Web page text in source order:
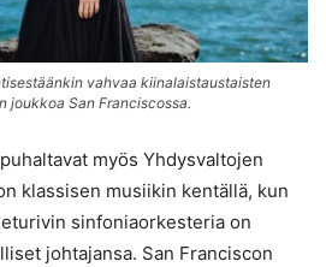
vahvaa kiinalaistaustaisten
joukkoa San Franciscossa.
myös Yhdysvaltojen
klassisen musiikin kentällä, kun
eturivin sinfoniaorkesteria on
johtajansa. San Franciscon